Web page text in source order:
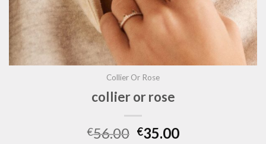
Collier Or Rose
collier or rose
€56.00 €35.00